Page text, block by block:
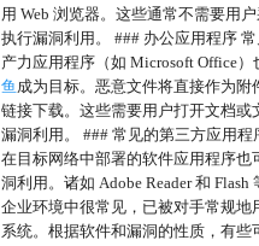
用 Web 浏览器。这些通常不需要用
执行漏洞利用。 ### 办公应用程序
产力应用程序（如 Microsoft Office）
鱼 成为目标。恶意文件将直接作为附
链接下载。这些需要用户打开文档或
漏洞利用。 ### 常见的第三方应用程
在目标网络中部署的软件应用程序也
洞利用。诸如 Adobe Reader 和 Flash
企业环境中很常见，已被对手常规地
系统。根据软件和漏洞的性质，有些